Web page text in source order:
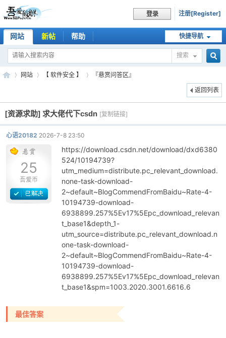
登录 注册[Register]
快捷导航
网站 新帖 帮助
搜索
吾 »
网站
›
【 软件安全 】
›
『悬赏问答区』
返回列表
[资源求助] 求大佬代下csdn [复制链接]
心语20182 2026-7-8 23:50
25
吾爱币
https://download.csdn.net/download/dxd6380
524/10194739?
utm_medium=distribute.pc_relevant_download.
none-task-download-
2~default~BlogCommendFromBaidu~Rate-4-
10194739-download-
6938899.257%5Ev17%5Epc_download_relevan
t_base1&depth_1-
utm_source=distribute.pc_relevant_download.n
one-task-download-
2~default~BlogCommendFromBaidu~Rate-4-
10194739-download-
6938899.257%5Ev17%5Epc_download_relevan
t_base1&spm=1003.2020.3001.6616.6
最佳答案